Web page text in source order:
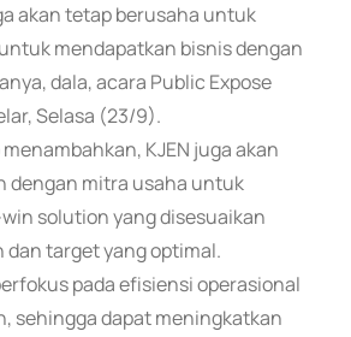
akan tetap berusaha untuk
mendapatkan bisnis dengan
dala, acara Public Expose
Selasa (23/9).
KJEN juga akan
dengan mitra usaha untuk
solution yang disesuaikan
target yang optimal.
pada efisiensi operasional
sehingga dapat meningkatkan